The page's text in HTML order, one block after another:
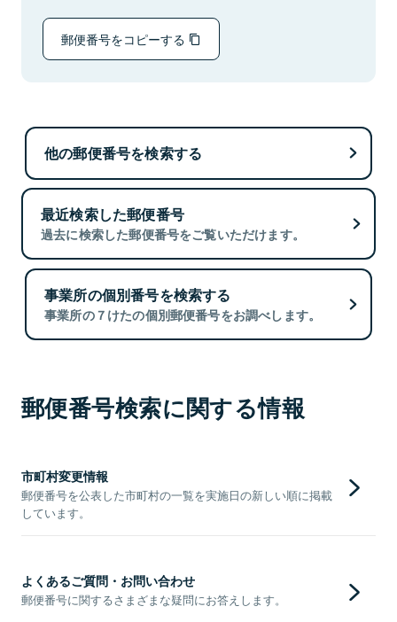
郵便番号をコピーする
他の郵便番号を検索する
最近検索した郵便番号
過去に検索した郵便番号をご覧いただけます。
事業所の個別番号を検索する
事業所の７けたの個別郵便番号をお調べします。
郵便番号検索に関する情報
市町村変更情報
郵便番号を公表した市町村の一覧を実施日の新しい順に掲載
しています。
よくあるご質問・お問い合わせ
郵便番号に関するさまざまな疑問にお答えします。